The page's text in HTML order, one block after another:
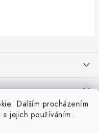
Dalším procházením
jejich používáním..